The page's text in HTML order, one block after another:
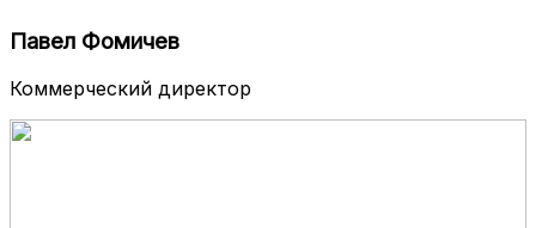
Павел Фомичев
Коммерческий директор